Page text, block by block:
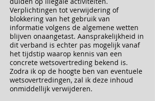
Verplichtingen tot verwijdering of
blokkering van het gebruik van
informatie volgens de algemene wetten
blijven onaangetast. Aansprakelijkheid in
dit verband is echter pas mogelijk vanaf
het tijdstip waarop kennis van een
concrete wetsovertreding bekend is.
Zodra ik op de hoogte ben van eventuele
wetsovertredingen, zal ik deze inhoud
onmiddellijk verwijderen.